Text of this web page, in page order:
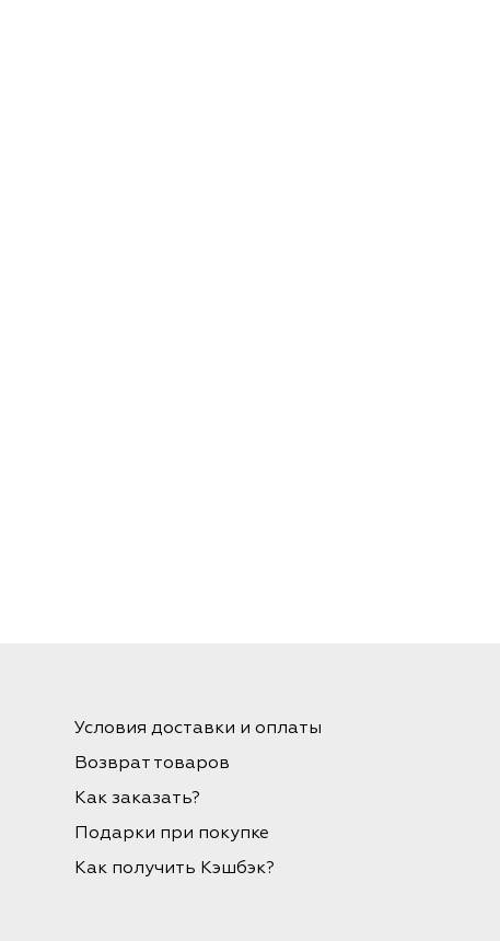
Условия доставки и оплаты
Возврат товаров
Как заказать?
Подарки при покупке
Как получить Кэшбэк?